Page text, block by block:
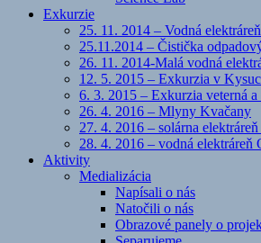
Exkurzie
25. 11. 2014 – Vodná
25.11.2014 – Čistička
26. 11. 2014-Malá vodná
12. 5. 2015 – Exkurzia v
6. 3. 2015 – Exkurzia veterná a
26. 4. 2016 – Mlyny Kvačany
27. 4. 2016 – solárna elektráreň
28. 4. 2016 – vodná elektráreň
Aktivity
Medializácia
Napísali o nás
Natočili o nás
Obrazové panely o